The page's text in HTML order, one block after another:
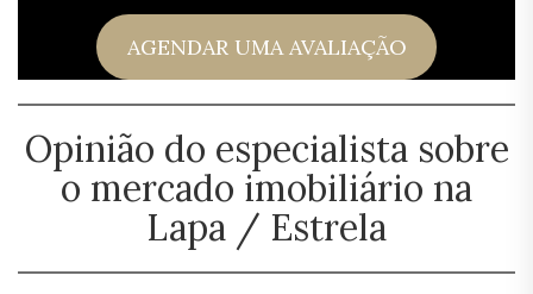
AGENDAR UMA AVALIAÇÃO
Opinião do especialista sobre
o mercado imobiliário na
Lapa / Estrela